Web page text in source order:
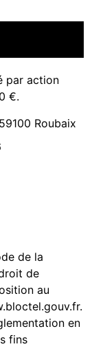
par action
€.
Roubaix
de la
de
au
.
en
fins